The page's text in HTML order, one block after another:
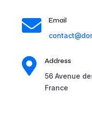

Email

Address
56 Avenue
France